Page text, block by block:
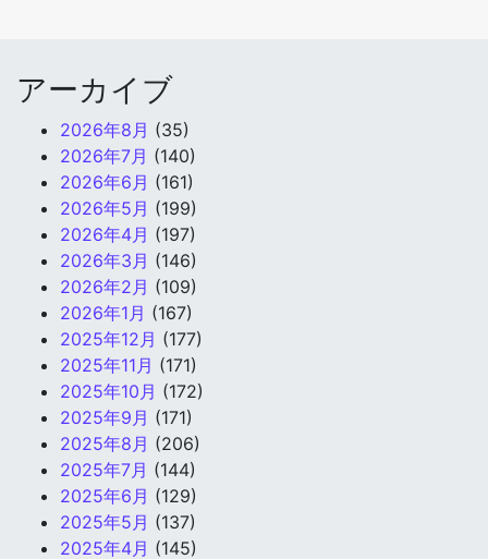
アーカイブ
2026年8月 (35)
2026年7月 (140)
2026年6月 (161)
2026年5月 (199)
2026年4月 (197)
2026年3月 (146)
2026年2月 (109)
2026年1月 (167)
2025年12月 (177)
2025年11月 (171)
2025年10月 (172)
2025年9月 (171)
2025年8月 (206)
2025年7月 (144)
2025年6月 (129)
2025年5月 (137)
2025年4月 (145)